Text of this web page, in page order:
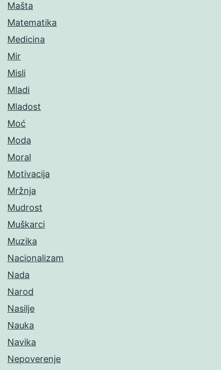
Mašta
Matematika
Medicina
Mir
Misli
Mladi
Mladost
Moć
Moda
Moral
Motivacija
Mržnja
Mudrost
Muškarci
Muzika
Nacionalizam
Nada
Narod
Nasilje
Nauka
Navika
Nepoverenje